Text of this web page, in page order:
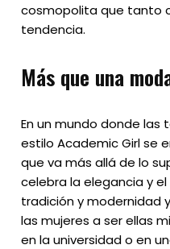
cosmopolita que tanto
tendencia.
Más que una
En un mundo donde las
estilo Academic Girl se
que va más allá de lo
celebra la elegancia y
tradición y modernidad
las mujeres a ser ellas
en la universidad o en